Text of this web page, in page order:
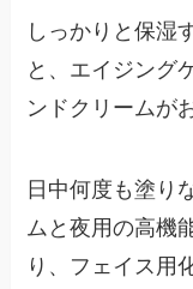
しっかりと保湿
と、エイジング
ンドクリームが
日中何度も塗り
ムと夜用の高機
り、フェイス用